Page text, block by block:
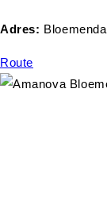
Adres:
Route